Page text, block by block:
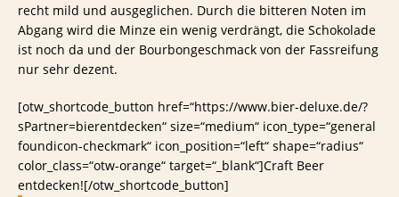
recht mild und ausgeglichen. Durch die bitteren Noten im
Abgang wird die Minze ein wenig verdrängt, die Schokolade
ist noch da und der Bourbongeschmack von der Fassreifung
nur sehr dezent.
[otw_shortcode_button href=“https://www.bier-deluxe.de/?
sPartner=bierentdecken“ size=“medium“ icon_type=“general
foundicon-checkmark“ icon_position=“left“ shape=“radius“
color_class=“otw-orange“ target=“_blank“]Craft Beer
entdecken![/otw_shortcode_button]